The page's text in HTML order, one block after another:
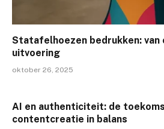
Statafelhoezen bedrukken:
uitvoering
oktober 26, 2025
AI en authenticiteit: de
contentcreatie in balans